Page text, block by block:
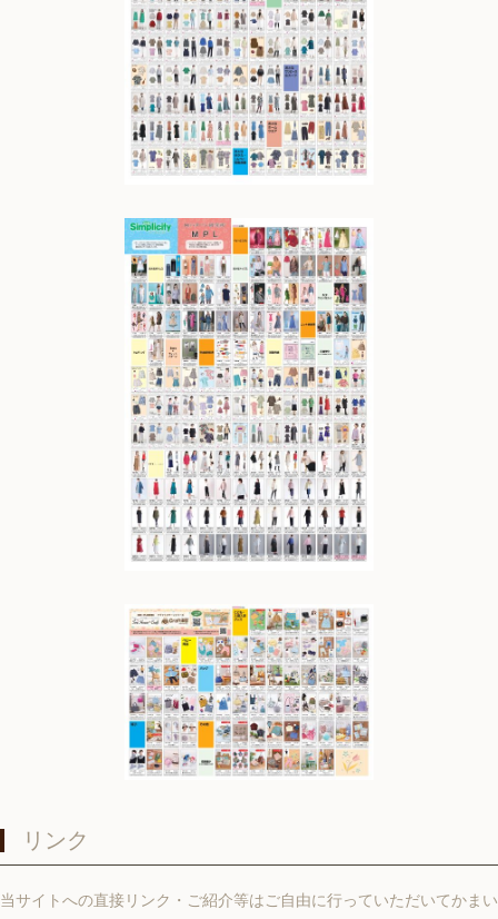
リンク
当サイトへの直接リンク・ご紹介等はご自由に行っていただいてかまい